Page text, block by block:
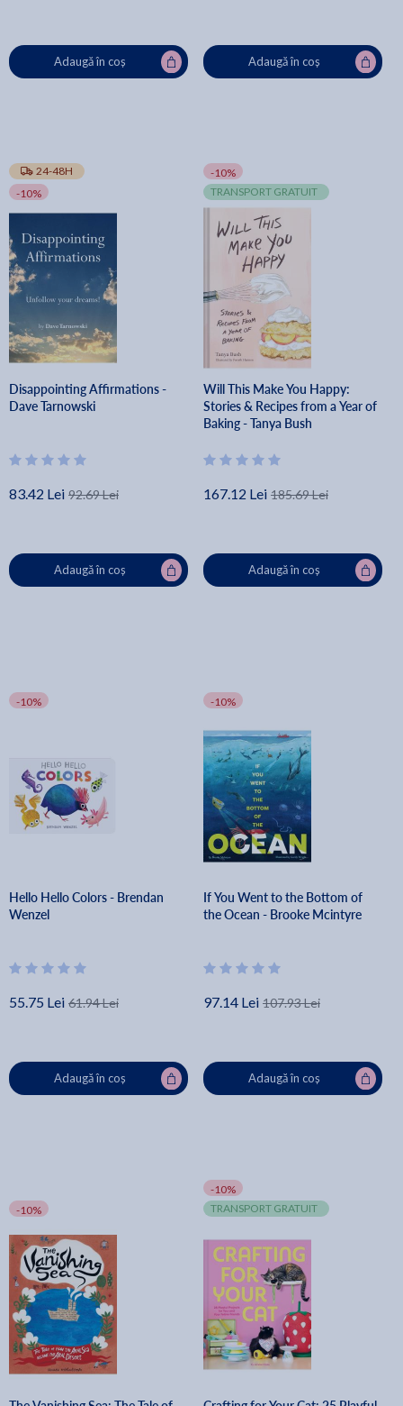
Adaugă în coș Adaugă în coș
24-48H
-10%
Disappointing Affirmations -
Dave Tarnowski
83.42 Lei 92.69 Lei
Adaugă în coș
-10%
TRANSPORT GRATUIT
Will This Make You Happy:
Stories & Recipes from a Year of
Baking - Tanya Bush
167.12 Lei 185.69 Lei
Adaugă în coș
-10%
Hello Hello Colors - Brendan
Wenzel
55.75 Lei 61.94 Lei
Adaugă în coș
-10%
If You Went to the Bottom of
the Ocean - Brooke Mcintyre
97.14 Lei 107.93 Lei
Adaugă în coș
-10%
-10%
TRANSPORT GRATUIT